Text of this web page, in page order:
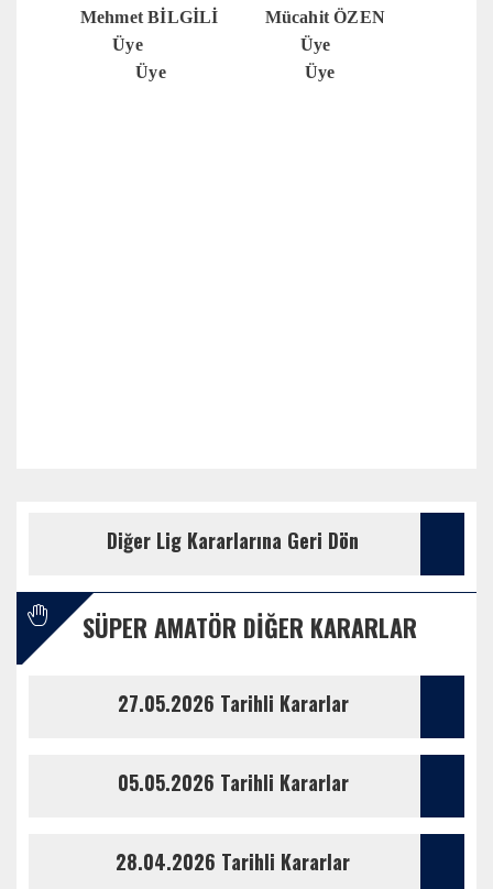
Mehmet BİLGİLİ Mücahit ÖZEN
Üye Üye
Üye Üye
Diğer Lig Kararlarına Geri Dön
SÜPER AMATÖR DIĞER KARARLAR
27.05.2026 Tarihli Kararlar
05.05.2026 Tarihli Kararlar
28.04.2026 Tarihli Kararlar